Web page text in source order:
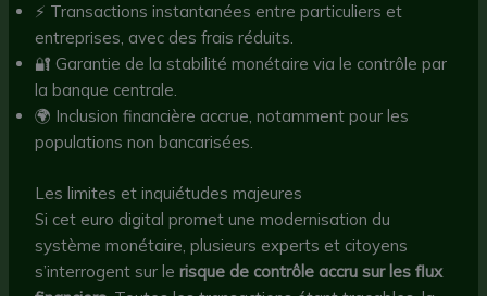
⚡ Transactions instantanées entre particuliers et
entreprises, avec des frais réduits.
🔐 Garantie de la stabilité monétaire via le contrôle par
la banque centrale.
🌍 Inclusion financière accrue, notamment pour les
populations non bancarisées.
Les limites et inquiétudes majeures
Si cet euro digital promet une modernisation du
système monétaire, plusieurs experts et citoyens
s’interrogent sur lerisque de contrôle accru sur les flux